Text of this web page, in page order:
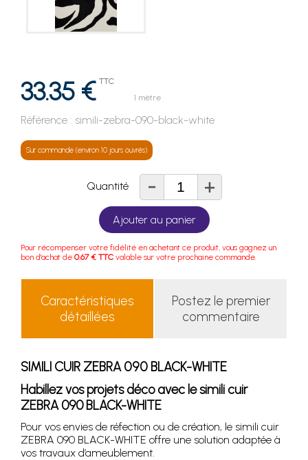
33.35 € TTC
1 mètre
Référence : simili-zebra-090-black-white
Sur commande (environ 10 jours ouvrés)
Quantité - +
Ajouter au panier
Pour récompenser votre fidélité en achetant ce produit, vous gagnez un
bon d'achat de 0.67 € TTC valable sur votre prochaine commande.
Caractéristiques
détaillées
Postez le premier
commentaire
SIMILI CUIR ZEBRA 090 BLACK-WHITE
Habillez vos projets déco avec le simili cuir
ZEBRA 090 BLACK-WHITE
Pour vos envies de réfection ou de création, le simili cuir
ZEBRA 090 BLACK-WHITE offre une solution adaptée à
vos travaux d’ameublement.